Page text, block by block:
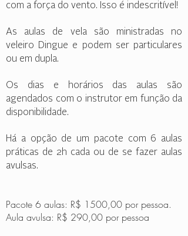
com a força do vento. Isso é indescritível!
As aulas de vela são ministradas no
veleiro Dingue e podem ser particulares
ou em dupla.
Os dias e horários das aulas são
agendados com o instrutor em função da
disponibilidade.
Há a opção de um pacote com 6 aulas
práticas de 2h cada ou de se fazer aulas
avulsas.
Pacote 6 aulas: R$ 1500,00 por pessoa.
Aula avulsa: R$ 290,00 por pessoa